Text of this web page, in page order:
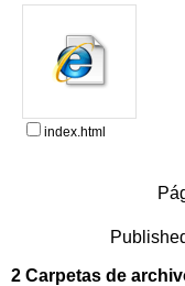
index.html
2 Carpetas de